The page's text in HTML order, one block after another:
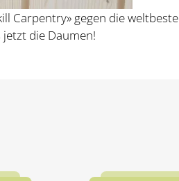
Carpentry» gegen die weltbeste
die Daumen!